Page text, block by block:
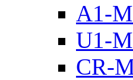
A1-
U1-
CR-